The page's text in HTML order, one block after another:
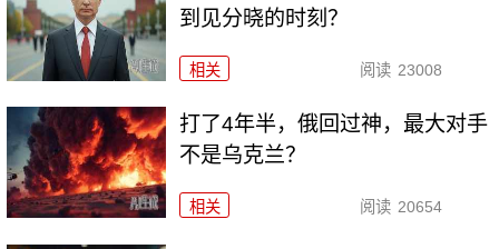
到见分晓的时刻？
相关 阅读 23008
打了4年半，俄回过神，最大对手
不是乌克兰？
相关 阅读 20654